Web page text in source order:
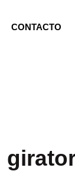
CONTACTO